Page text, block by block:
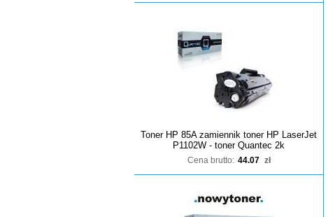
Toner HP 85A zamiennik toner HP LaserJet
P1102W - toner Quantec 2k
Cena brutto: 44.07 zł